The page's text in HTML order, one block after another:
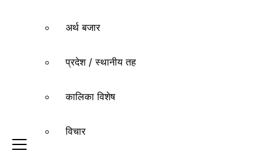
अर्थ बजार
प्रदेश / स्थानीय तह
कालिका विशेष
विचार